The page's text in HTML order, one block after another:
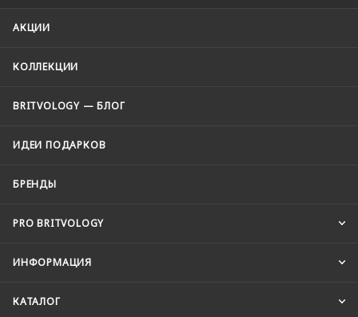
АКЦИИ
КОЛЛЕКЦИИ
BRITVOLOGY — БЛОГ
ИДЕИ ПОДАРКОВ
БРЕНДЫ
PRO BRITVOLOGY
ИНФОРМАЦИЯ
КАТАЛОГ